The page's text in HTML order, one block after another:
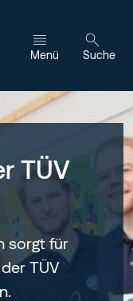
Menü Suche
TÜV
sorgt für
TÜV